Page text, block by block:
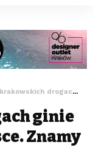
drogach ginie najmniej ludzi w Polsce. Znamy statystyki
ginie
Znamy